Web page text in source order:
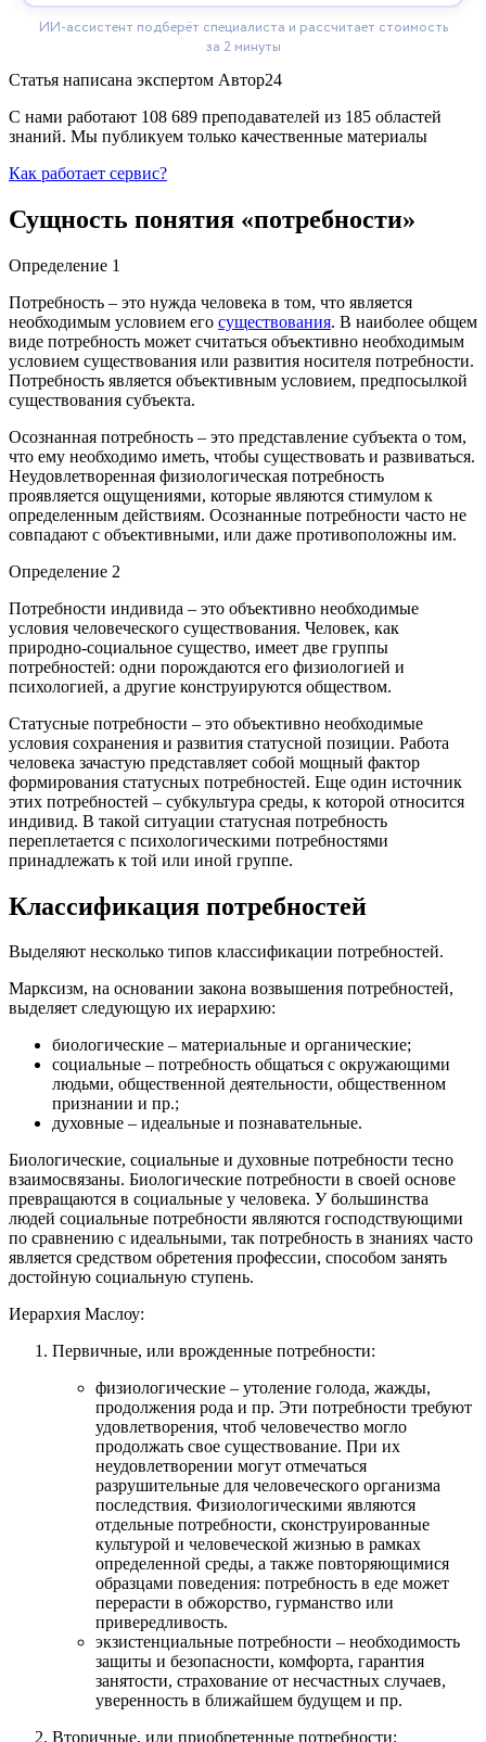
Статья написана экспертом Автор24
С нами работают 108 689 преподавателей из 185 областей
знаний. Мы публикуем только качественные материалы
Как работает сервис?
Сущность понятия «потребности»
Определение 1
Потребность – это нужда человека в том, что является
необходимым условием его существования. В наиболее общем
виде потребность может считаться объективно необходимым
условием существования или развития носителя потребности.
Потребность является объективным условием, предпосылкой
существования субъекта.
Осознанная потребность – это представление субъекта о том,
что ему необходимо иметь, чтобы существовать и развиваться.
Неудовлетворенная физиологическая потребность
проявляется ощущениями, которые являются стимулом к
определенным действиям. Осознанные потребности часто не
совпадают с объективными, или даже противоположны им.
Определение 2
Потребности индивида – это объективно необходимые
условия человеческого существования. Человек, как
природно-социальное существо, имеет две группы
потребностей: одни порождаются его физиологией и
психологией, а другие конструируются обществом.
Статусные потребности – это объективно необходимые
условия сохранения и развития статусной позиции. Работа
человека зачастую представляет собой мощный фактор
формирования статусных потребностей. Еще один источник
этих потребностей – субкультура среды, к которой относится
индивид. В такой ситуации статусная потребность
переплетается с психологическими потребностями
принадлежать к той или иной группе.
Классификация потребностей
Выделяют несколько типов классификации потребностей.
Марксизм, на основании закона возвышения потребностей,
выделяет следующую их иерархию:
биологические – материальные и органические;
социальные – потребность общаться с окружающими
людьми, общественной деятельности, общественном
признании и пр.;
духовные – идеальные и познавательные.
Биологические, социальные и духовные потребности тесно
взаимосвязаны. Биологические потребности в своей основе
превращаются в социальные у человека. У большинства
людей социальные потребности являются господствующими
по сравнению с идеальными, так потребность в знаниях часто
является средством обретения профессии, способом занять
достойную социальную ступень.
Иерархия Маслоу:
Первичные, или врожденные потребности:
физиологические – утоление голода, жажды,
продолжения рода и пр. Эти потребности требуют
удовлетворения, чтоб человечество могло
продолжать свое существование. При их
неудовлетворении могут отмечаться
разрушительные для человеческого организма
последствия. Физиологическими являются
отдельные потребности, сконструированные
культурой и человеческой жизнью в рамках
определенной среды, а также повторяющимися
образцами поведения: потребность в еде может
перерасти в обжорство, гурманство или
привередливость.
экзистенциальные потребности – необходимость
защиты и безопасности, комфорта, гарантия
занятости, страхование от несчастных случаев,
уверенность в ближайшем будущем и пр.
Вторичные, или приобретенные потребности: